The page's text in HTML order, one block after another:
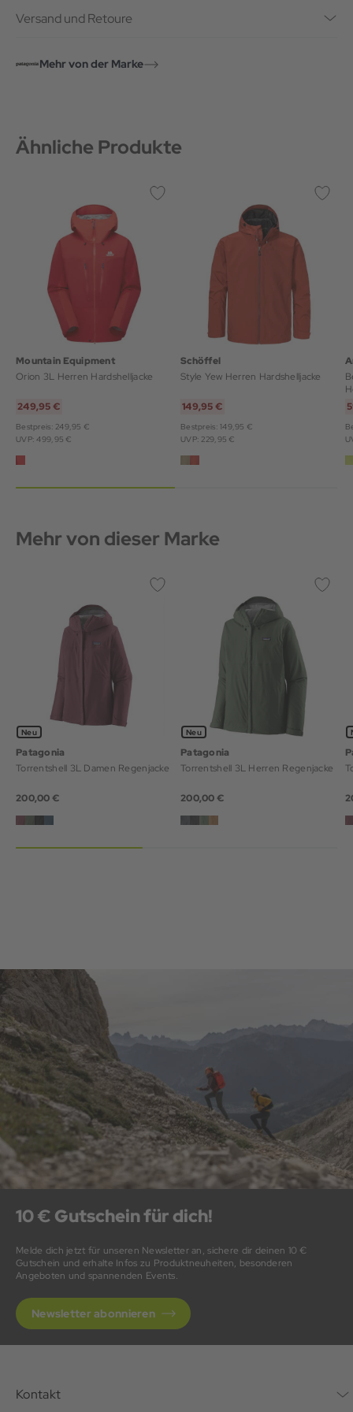
Versand und Retoure
Mehr von der Marke
Ähnliche Produkte
Mountain Equipment
Orion 3L Herren Hardshelljacke
249,95 €
Bestpreis: 249,95 €
UVP: 499,95 €
Schöffel
Style Yew Herren Hardshelljacke
149,95 €
Bestpreis: 149,95 €
UVP: 229,95 €
Mehr von dieser Marke
Neu
Patagonia
Torrentshell 3L Damen Regenjacke
200,00 €
Neu
Patagonia
Torrentshell 3L Herren Regenjacke
200,00 €
10 € Gutschein für dich!
Melde dich jetzt für unseren Newsletter an, sichere dir deinen 10 €
Gutschein und erhalte Infos zu Produktneuheiten, besonderen
Angeboten und spannenden Events.
Newsletter abonnieren
Kontakt